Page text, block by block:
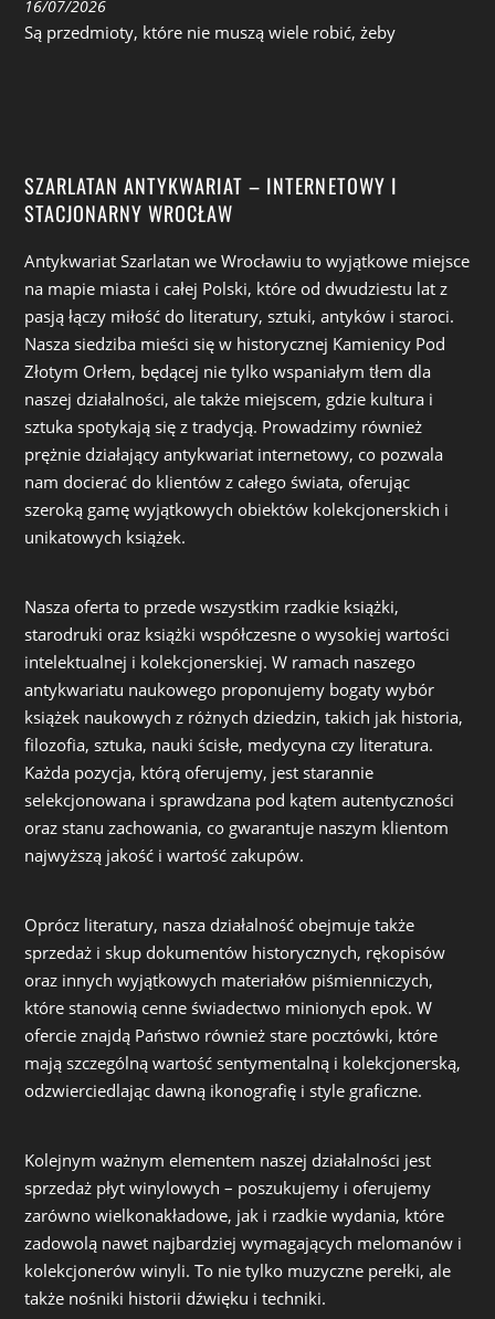
16/07/2026
Są przedmioty, które nie muszą wiele robić, żeby
SZARLATAN ANTYKWARIAT – INTERNETOWY I
STACJONARNY WROCŁAW
Antykwariat Szarlatan we Wrocławiu to wyjątkowe miejsce
na mapie miasta i całej Polski, które od dwudziestu lat z
pasją łączy miłość do literatury, sztuki, antyków i staroci.
Nasza siedziba mieści się w historycznej Kamienicy Pod
Złotym Orłem, będącej nie tylko wspaniałym tłem dla
naszej działalności, ale także miejscem, gdzie kultura i
sztuka spotykają się z tradycją. Prowadzimy również
prężnie działający antykwariat internetowy, co pozwala
nam docierać do klientów z całego świata, oferując
szeroką gamę wyjątkowych obiektów kolekcjonerskich i
unikatowych książek.
Nasza oferta to przede wszystkim rzadkie książki,
starodruki oraz książki współczesne o wysokiej wartości
intelektualnej i kolekcjonerskiej. W ramach naszego
antykwariatu naukowego proponujemy bogaty wybór
książek naukowych z różnych dziedzin, takich jak historia,
filozofia, sztuka, nauki ścisłe, medycyna czy literatura.
Każda pozycja, którą oferujemy, jest starannie
selekcjonowana i sprawdzana pod kątem autentyczności
oraz stanu zachowania, co gwarantuje naszym klientom
najwyższą jakość i wartość zakupów.
Oprócz literatury, nasza działalność obejmuje także
sprzedaż i skup dokumentów historycznych, rękopisów
oraz innych wyjątkowych materiałów piśmienniczych,
które stanowią cenne świadectwo minionych epok. W
ofercie znajdą Państwo również stare pocztówki, które
mają szczególną wartość sentymentalną i kolekcjonerską,
odzwierciedlając dawną ikonografię i style graficzne.
Kolejnym ważnym elementem naszej działalności jest
sprzedaż płyt winylowych – poszukujemy i oferujemy
zarówno wielkonakładowe, jak i rzadkie wydania, które
zadowolą nawet najbardziej wymagających melomanów i
kolekcjonerów winyli. To nie tylko muzyczne perełki, ale
także nośniki historii dźwięku i techniki.